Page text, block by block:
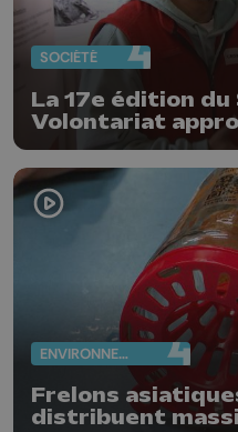
SOCIÉTÉ
La 17e édition du
Volontariat
ENVIRONNEMENT
Frelons
distribuent